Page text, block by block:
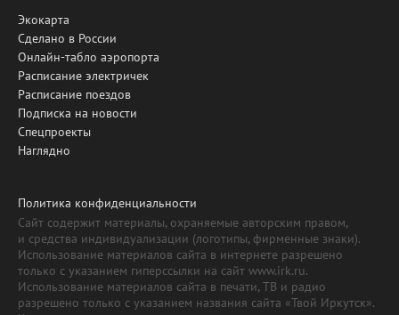
Экокарта
Сделано в России
Онлайн-табло аэропорта
Расписание электричек
Расписание поездов
Подписка на новости
Спецпроекты
Наглядно
Политика конфиденциальности
Сайт содержит материалы, охраняемые авторским правом,
и средства индивидуализации (логотипы, фирменные знаки).
Использование материалов сайта в интернете разрешено
только с указанием гиперссылки на сайт www.irk.ru.
Использование материалов сайта в печати, ТВ и радио
разрешено только с указанием названия сайта «Твой Иркутск».